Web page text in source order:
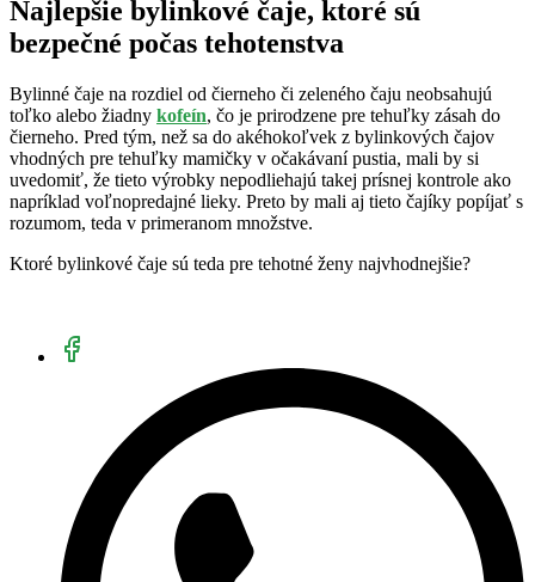
Najlepšie bylinkové čaje, ktoré sú
bezpečné počas tehotenstva
Bylinné čaje na rozdiel od čierneho či zeleného čaju neobsahujú
toľko alebo žiadny kofeín, čo je prirodzene pre tehuľky zásah do
čierneho. Pred tým, než sa do akéhokoľvek z bylinkových čajov
vhodných pre tehuľky mamičky v očakávaní pustia, mali by si
uvedomiť, že tieto výrobky nepodliehajú takej prísnej kontrole ako
napríklad voľnopredajné lieky. Preto by mali aj tieto čajíky popíjať s
rozumom, teda v primeranom množstve.
Ktoré bylinkové čaje sú teda pre tehotné ženy najvhodnejšie?